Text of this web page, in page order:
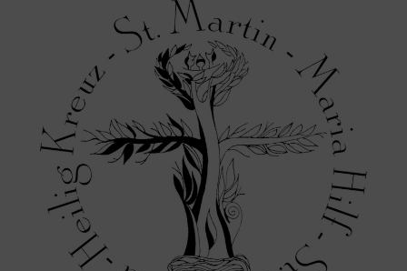
Maltische für Kinder
Pfadfinder